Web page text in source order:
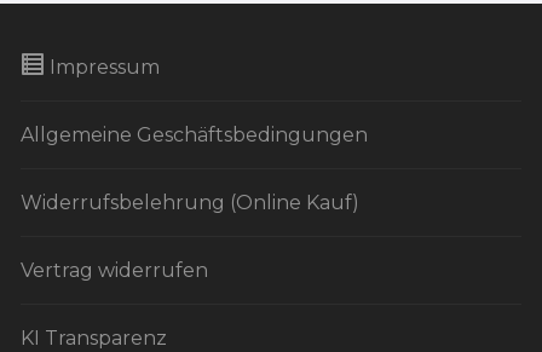
Impressum
Allgemeine Geschäftsbedingungen
Widerrufsbelehrung (Online Kauf)
Vertrag widerrufen
KI Transparenz